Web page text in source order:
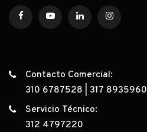
Contacto Comercial:
310 6787528
317 8935960
Servicio Técnico:
312 4797220